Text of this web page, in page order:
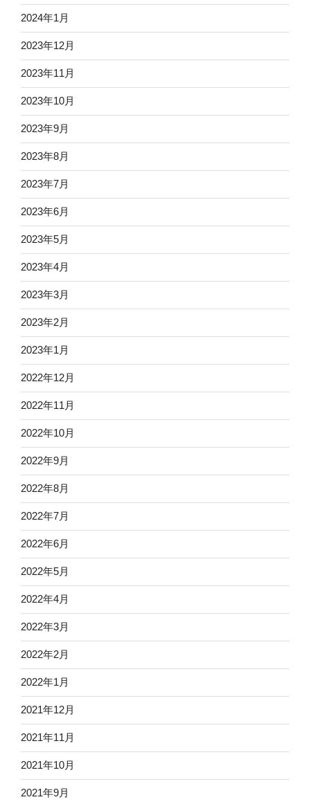
2024年1月
2023年12月
2023年11月
2023年10月
2023年9月
2023年8月
2023年7月
2023年6月
2023年5月
2023年4月
2023年3月
2023年2月
2023年1月
2022年12月
2022年11月
2022年10月
2022年9月
2022年8月
2022年7月
2022年6月
2022年5月
2022年4月
2022年3月
2022年2月
2022年1月
2021年12月
2021年11月
2021年10月
2021年9月